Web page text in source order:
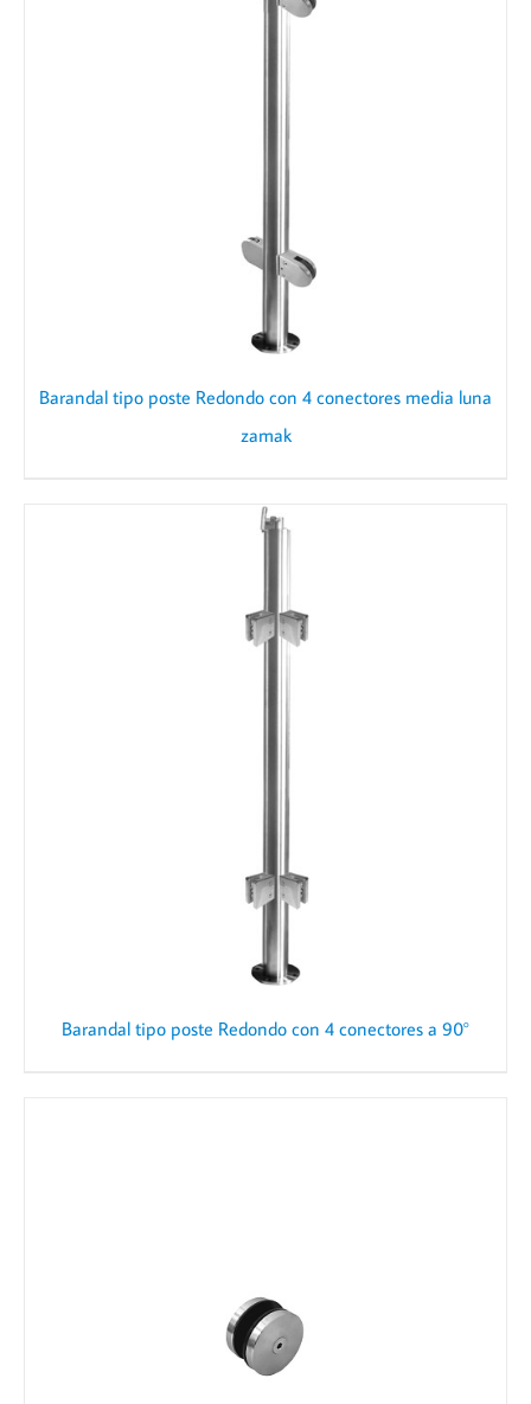
Barandal tipo poste Redondo con 4 conectores media luna
zamak
Barandal tipo poste Redondo con 4 conectores a 90°